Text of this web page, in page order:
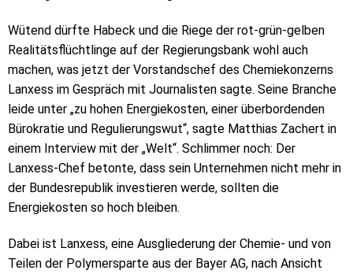
Wütend dürfte Habeck und die Riege der rot-grün-gelben
Realitätsflüchtlinge auf der Regierungsbank wohl auch
machen, was jetzt der Vorstandschef des Chemiekonzerns
Lanxess im Gespräch mit Journalisten sagte. Seine Branche
leide unter „zu hohen Energiekosten, einer überbordenden
Bürokratie und Regulierungswut“, sagte Matthias Zachert in
einem Interview mit der „Welt“. Schlimmer noch: Der
Lanxess-Chef betonte, dass sein Unternehmen nicht mehr in
der Bundesrepublik investieren werde, sollten die
Energiekosten so hoch bleiben.
Dabei ist Lanxess, eine Ausgliederung der Chemie- und von
Teilen der Polymersparte aus der Bayer AG, nach Ansicht